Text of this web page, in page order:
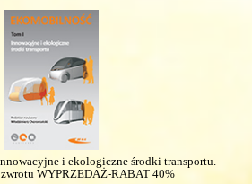
i ekologiczne środki transportu.
zwrotu WYPRZEDAŻ-RABAT 40%